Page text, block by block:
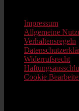
Impressum
Allgemeine
Verhaltensregeln
Widerrufsrecht
Cookie